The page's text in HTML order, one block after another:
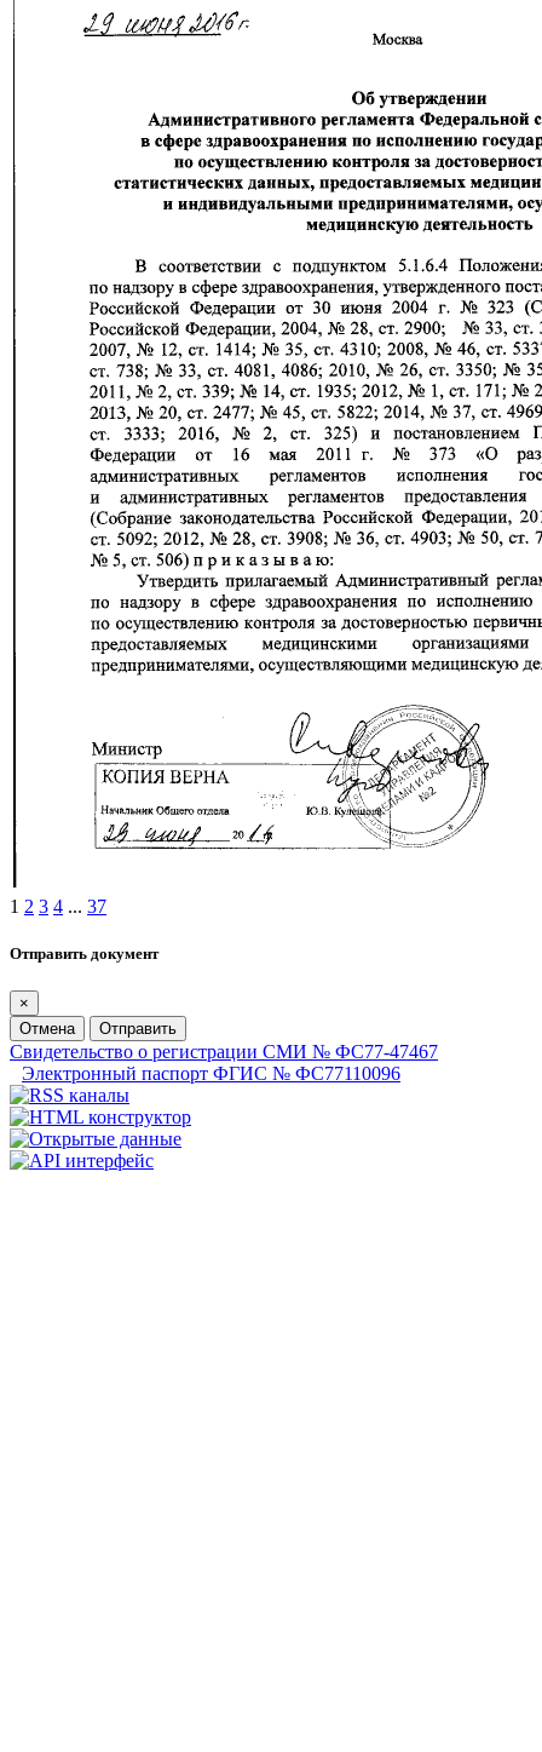
1 2 3 4 ... 37
Отправить документ
×
Отмена
Отправить
Свидетельство о регистрации СМИ № ФС77-47467
Электронный паспорт ФГИС № ФС77110096